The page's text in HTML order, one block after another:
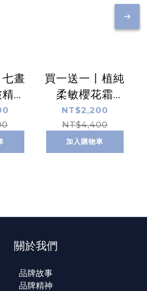
晝
華
買一送一丨植純
柔敏櫻花霜
50ml
NT$2,200
NT$4,400
加入購物車
關於我們
品牌故事
品牌精神